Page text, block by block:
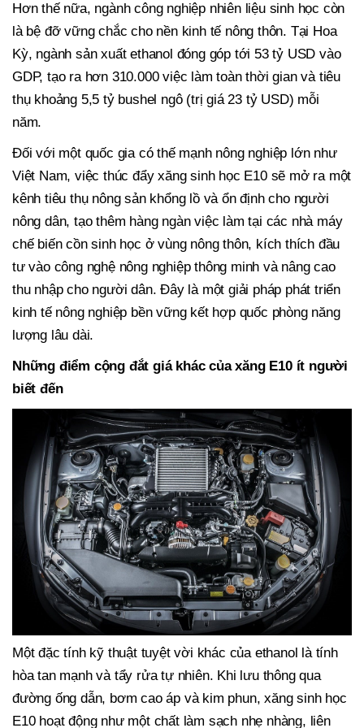
Hơn thế nữa, ngành công nghiệp nhiên liệu sinh học còn
là bệ đỡ vững chắc cho nền kinh tế nông thôn. Tại Hoa
Kỳ, ngành sản xuất ethanol đóng góp tới 53 tỷ USD vào
GDP, tạo ra hơn 310.000 việc làm toàn thời gian và tiêu
thụ khoảng 5,5 tỷ bushel ngô (trị giá 23 tỷ USD) mỗi
năm.
Đối với một quốc gia có thế mạnh nông nghiệp lớn như
Việt Nam, việc thúc đẩy xăng sinh học E10 sẽ mở ra một
kênh tiêu thụ nông sản khổng lồ và ổn định cho người
nông dân, tạo thêm hàng ngàn việc làm tại các nhà máy
chế biến cồn sinh học ở vùng nông thôn, kích thích đầu
tư vào công nghệ nông nghiệp thông minh và nâng cao
thu nhập cho người dân. Đây là một giải pháp phát triển
kinh tế nông nghiệp bền vững kết hợp quốc phòng năng
lượng lâu dài.
Những điểm cộng đắt giá khác của xăng E10 ít người
biết đến
Một đặc tính kỹ thuật tuyệt vời khác của ethanol là tính
hòa tan mạnh và tẩy rửa tự nhiên. Khi lưu thông qua
đường ống dẫn, bơm cao áp và kim phun, xăng sinh học
E10 hoạt động như một chất làm sạch nhẹ nhàng, liên